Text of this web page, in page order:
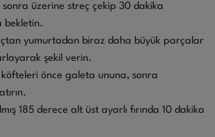
sonra üzerine streç çekip 30 dakika
bekletin.
yumurtadan biraz daha büyük parçalar
şekil verin.
köfteleri önce galeta ununa, sonra
185 derece alt üst ayarlı fırında 10 dakika